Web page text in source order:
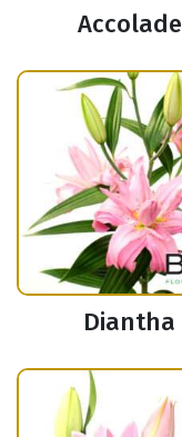
Accolade
Diantha